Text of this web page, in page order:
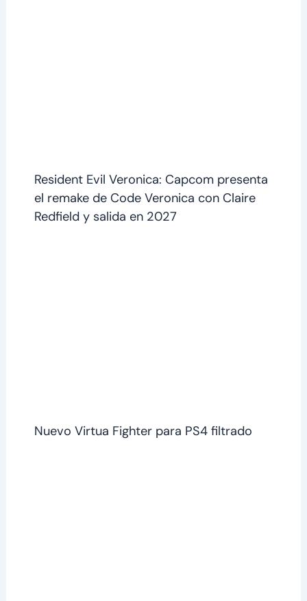
Resident Evil Veronica: Capcom presenta
el remake de Code Veronica con Claire
Redfield y salida en 2027
Nuevo Virtua Fighter para PS4 filtrado